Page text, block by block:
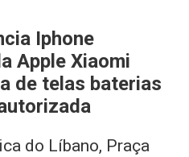
Iphone
Apple Xiaomi
de telas baterias
do Líbano, Praça